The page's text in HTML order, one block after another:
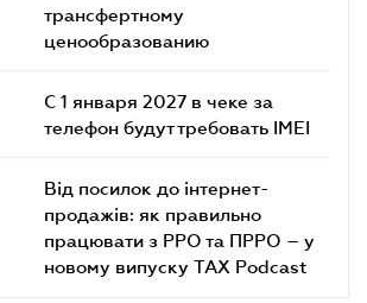
трансфертному
ценообразованию
С 1 января 2027 в чеке за
телефон будут требовать IMEI
Від посилок до інтернет-
продажів: як правильно
працювати з РРО та ПРРО – у
новому випуску TAX Podcast